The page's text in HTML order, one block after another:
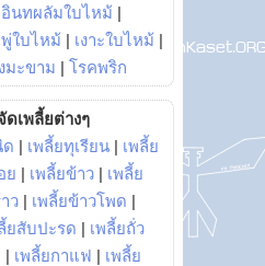
อินทผลัมใบไหม้ |
ใบไหม้ | เงาะใบไหม้ |
มะขาม | โรคพริก
ดเพลี้ยต่างๆ
ด | เพลี้ยทุเรียน | เพลี้ย
ย | เพลี้ยข้าว | เพลี้ย
ว | เพลี้ยข้าวโพด |
ยสับปะรด | เพลี้ยถั่ว
| เพลี้ยกาแฟ | เพลี้ย